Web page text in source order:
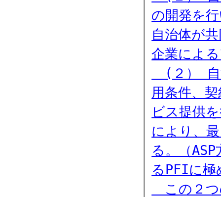
の開発を
自治体が
企業によ
(２） 自
用条件、
ビス提供
により、
る。（
るPFIに極
この２つ